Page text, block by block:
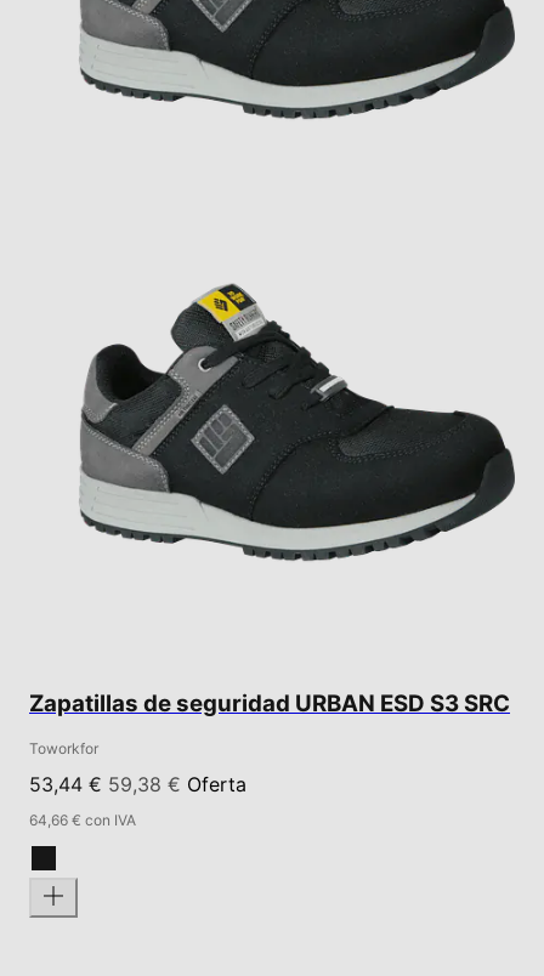
Zapatillas de seguridad URBAN ESD S3 SRC
Toworkfor
53,44 € 59,38 € Oferta
64,66 € con IVA